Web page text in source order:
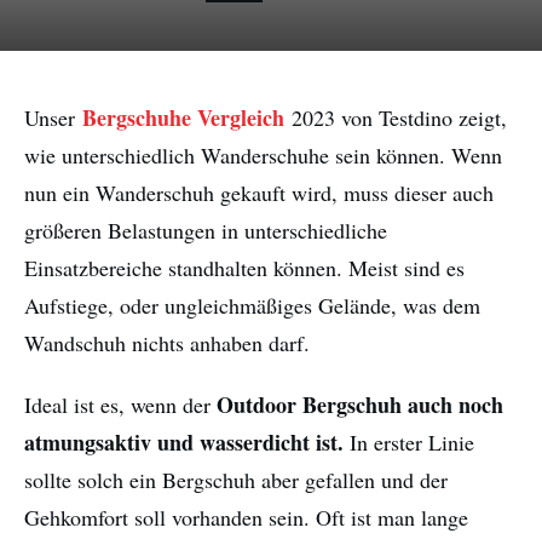
Unser Bergschuhe Vergleich 2023 von Testdino zeigt,
wie unterschiedlich Wanderschuhe sein können. Wenn
nun ein Wanderschuh gekauft wird, muss dieser auch
größeren Belastungen in unterschiedliche
Einsatzbereiche standhalten können. Meist sind es
Aufstiege, oder ungleichmäßiges Gelände, was dem
Wandschuh nichts anhaben darf.
Ideal ist es, wenn der Outdoor Bergschuh auch noch
atmungsaktiv und wasserdicht ist. In erster Linie
sollte solch ein Bergschuh aber gefallen und der
Gehkomfort soll vorhanden sein. Oft ist man lange